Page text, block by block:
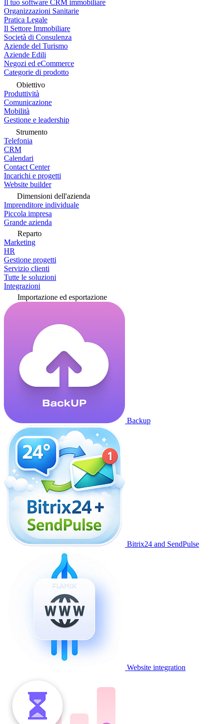
Il tuo software CRM immobiliare
Organizzazioni Sanitarie
Pratica Legale
Il Settore Immobiliare
Società di Consulenza
Aziende del Turismo
Aziende Edili
Negozi ed eCommerce
Categorie di prodotto
Obiettivo
Produttività
Comunicazione
Mobilità
Gestione e leadership
Strumento
Telefonia
CRM
Calendari
Contact Center
Incarichi e progetti
Website builder
Dimensioni dell'azienda
Imprenditore individuale
Piccola impresa
Grande azienda
Reparto
Marketing
HR
Gestione progetti
Servizio clienti
Tutte le soluzioni
Integrazioni
Importazione ed esportazione
Backup
Bitrix24 and SendPulse
Website integration